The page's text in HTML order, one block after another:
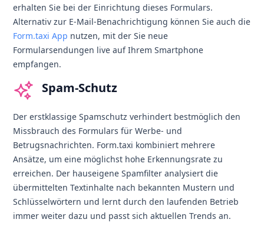
erhalten Sie bei der Einrichtung dieses Formulars.
Alternativ zur E-Mail-Benachrichtigung können Sie auch die
Form.taxi App nutzen, mit der Sie neue
Formularsendungen live auf Ihrem Smartphone
empfangen.
Spam-Schutz
Der erstklassige Spamschutz verhindert bestmöglich den
Missbrauch des Formulars für Werbe- und
Betrugsnachrichten. Form.taxi kombiniert mehrere
Ansätze, um eine möglichst hohe Erkennungsrate zu
erreichen. Der hauseigene Spamfilter analysiert die
übermittelten Textinhalte nach bekannten Mustern und
Schlüsselwörtern und lernt durch den laufenden Betrieb
immer weiter dazu und passt sich aktuellen Trends an.